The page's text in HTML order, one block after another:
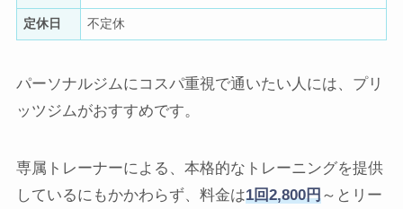
定休日 不定休
パーソナルジムにコスパ重視で通いたい人には、プリ
ッツジムがおすすめです。
専属トレーナーによる、本格的なトレーニングを提供
しているにもかかわらず、料金は1回2,800円～とリー